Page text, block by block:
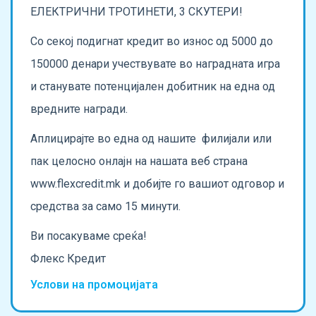
ЕЛЕКТРИЧНИ ТРОТИНЕТИ, 3 СКУТЕРИ!
Со секој подигнат кредит во износ од 5000 до
150000 денари учествувате во наградната игра
и станувате потенцијален добитник на една од
вредните награди.
Аплицирајте во една од нашите филијали или
пак целосно онлајн на нашата веб страна
www.flexcredit.mk и добијте го вашиот одговор и
средства за само 15 минути.
Ви посакуваме среќа!
Флекс Кредит
Услови на промоцијата